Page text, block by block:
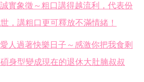
實象徵～粗口講得越流利，代表份
，講粗口更可釋放不滿情緒！
人過著快樂日子～感激你把我食剩
身型變成現在的退休大肚腩叔叔